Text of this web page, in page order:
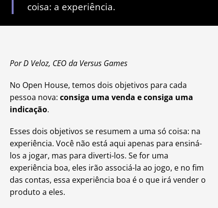
coisa: a experiência.
Por D Veloz, CEO da Versus Games
No Open House, temos dois objetivos para cada
pessoa nova: consiga uma venda e consiga uma
indicação.
Esses dois objetivos se resumem a uma só coisa: na
experiência. Você não está aqui apenas para ensiná-
los a jogar, mas para diverti-los. Se for uma
experiência boa, eles irão associá-la ao jogo, e no fim
das contas, essa experiência boa é o que irá vender o
produto a eles.